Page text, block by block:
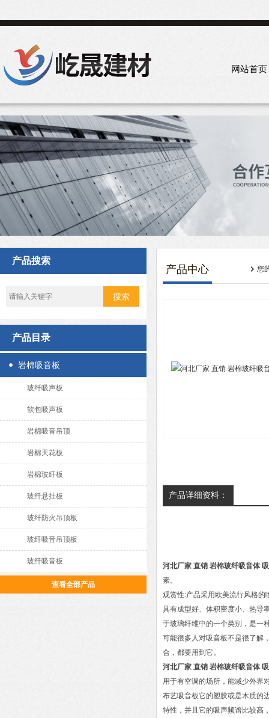
网站首页
产品搜索
产品目录
岩棉吸音板
玻纤吸声板
软包吸声板
岩棉吸音吊顶
岩棉天花板
岩棉玻纤板
玻纤悬挂板
玻纤防火吊顶板
玻纤吸音吊顶板
玻纤吸音板
查看全部产品
产品中心 您
产品详细资料：
河北厂家 直销 岩棉玻纤吸音体
素。
观赏性:产品采用欧美流行风格
具有成型好、体积密度小、热导
于玻璃纤维中的一个类别，是一
可能很多人对吸音板不是很了解
合，都要用到它。
河北厂家 直销 岩棉玻纤吸音体
用于有空调的场所，能减少外界
布艺吸音板它的塑胶或是木质的
特性，并且它的吸声频谱比较高